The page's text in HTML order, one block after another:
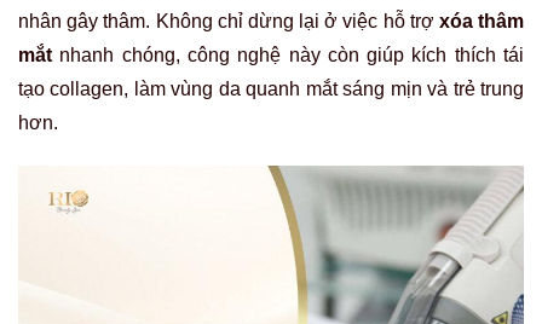
nhân gây thâm. Không chỉ dừng lại ở việc hỗ trợ xóa thâm
mắt nhanh chóng, công nghệ này còn giúp kích thích tái
tạo collagen, làm vùng da quanh mắt sáng mịn và trẻ trung
hơn.